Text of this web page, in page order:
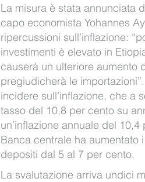
La misura è stata annunciata
capo economista Yohannes
ripercussioni sull’inflazione:
investimenti è elevato in
causerà un ulteriore aumento
pregiudicherà le
incidere sull’inflazione, che a
tasso del 10,8 per cento su
un’inflazione annuale del
Banca centrale ha aumentato
depositi dal 5 al 7 per cento.
La svalutazione arriva undici